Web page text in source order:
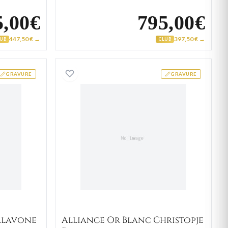
447,50 € →
795,00€
CLUB 397,50 € →
GRAVURE
Blanc Dalavone Diamant GRAVURE
Alliance Or Blanc
Alliance Or Blanc Christopje